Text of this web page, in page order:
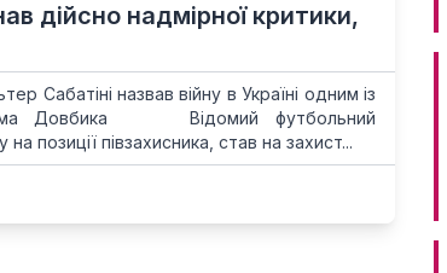
дійсно надмірної критики,
Сабатіні назвав війну в Україні одним із
Довбика Відомий футбольний
позиції півзахисника, став на захист...